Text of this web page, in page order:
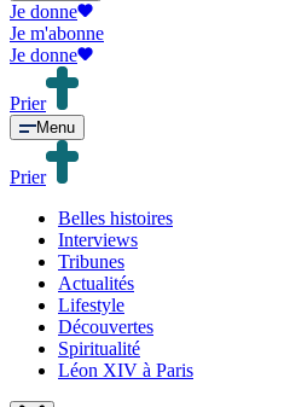
Je donne
Je m'abonne
Je donne
Prier
Menu
Prier
Belles histoires
Interviews
Tribunes
Actualités
Lifestyle
Découvertes
Spiritualité
Léon XIV à Paris